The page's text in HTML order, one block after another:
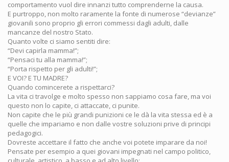
comportamento vuol dire innanzi tutto comprenderne la causa.
E purtroppo, non molto raramente la fonte di numerose “devianze”
giovanili sono proprio gli errori commessi dagli adulti, dalle
mancanze del nostro Stato.
Quanto volte ci siamo sentiti dire:
“Devi capirla mamma!”;
“Pensaci tu alla mamma!”;
“Porta rispetto per gli adulti!”;
E VOI? E TU MADRE?
Quando comincerete a rispettarci?
La vita ci travolge e molto spesso non sappiamo cosa fare, ma voi
questo non lo capite, ci attaccate, ci punite.
Non capite che le più grandi punizioni ce le dà la vita stessa ed è a
quelle che impariamo e non dalle vostre soluzioni prive di principi
pedagogici.
Dovreste accettare il fatto che anche voi potete imparare da noi!
Pensate per esempio a quei giovani impegnati nel campo politico,